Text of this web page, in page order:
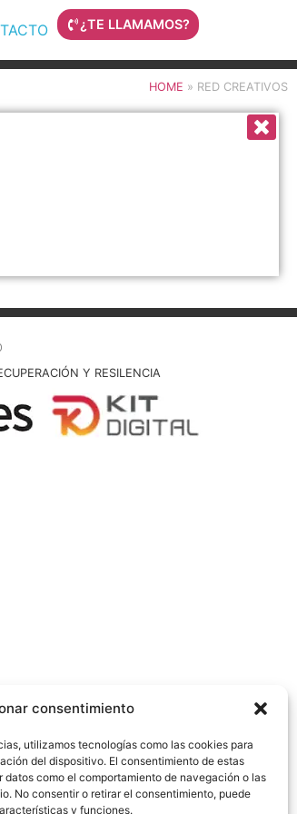
consentimiento
utilizamos tecnologías como las cookies para
del dispositivo. El consentimiento de estas
como el comportamiento de navegación o las
No consentir o retirar el consentimiento, puede
y funciones.
¿TE LLAMAMOS?
HOME » RED CREATIVOS
Y RESILENCIA